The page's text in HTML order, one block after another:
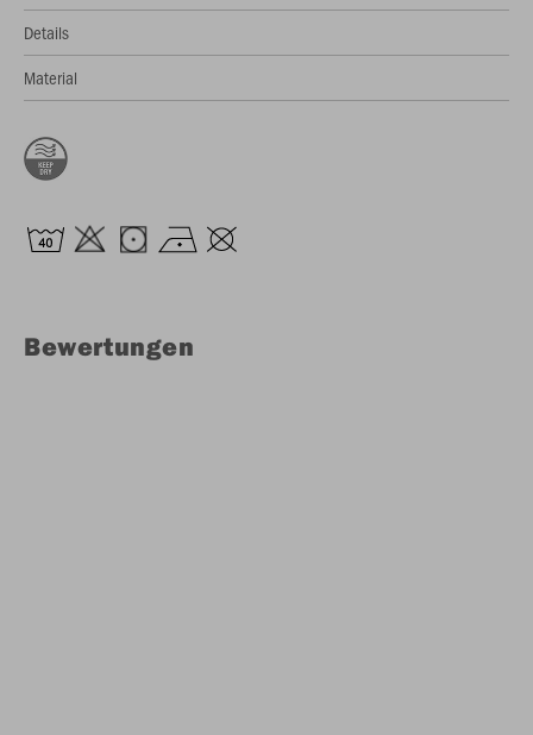
Details
Material
Bewertungen